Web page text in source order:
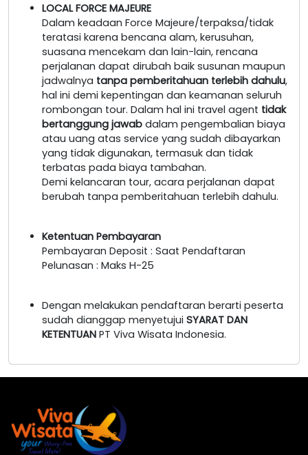
LOCAL FORCE MAJEURE
Dalam keadaan Force Majeure/terpaksa/tidak
teratasi karena bencana alam, kerusuhan,
suasana mencekam dan lain-lain, rencana
perjalanan dapat dirubah baik susunan maupun
jadwalnya tanpa pemberitahuan terlebih dahulu,
hal ini demi kepentingan dan keamanan seluruh
rombongan tour. Dalam hal ini travel agent tidak
bertanggung jawab dalam pengembalian biaya
atau uang atas service yang sudah dibayarkan
yang tidak digunakan, termasuk dan tidak
terbatas pada biaya tambahan.
Demi kelancaran tour, acara perjalanan dapat
berubah tanpa pemberitahuan terlebih dahulu.
Ketentuan Pembayaran
Pembayaran Deposit : Saat Pendaftaran
Pelunasan : Maks H-25
Dengan melakukan pendaftaran berarti peserta
sudah dianggap menyetujui SYARAT DAN
KETENTUAN PT Viva Wisata Indonesia.